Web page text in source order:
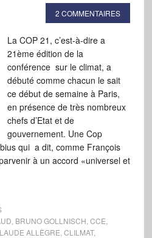
2 COMMENTAIRES
La COP 21, c’est-à-dire a
21ème édition de la
conférence sur le climat, a
débuté comme chacun le sait
ce début de semaine à Paris,
en présence de très nombreux
chefs d’Etat et de
gouvernement. Une Cop
qui a dit, comme François
à un accord «universel et
BRUNO GOLLNISCH CCE
ALLÈGRE CLILMAT,